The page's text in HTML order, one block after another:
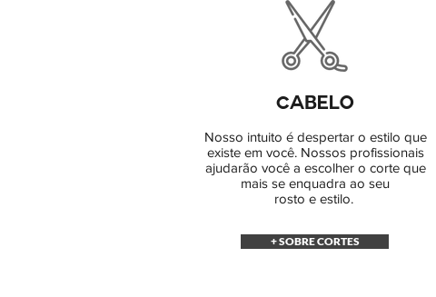
CABELO
Nosso intuito é despertar o estilo que
existe em você. Nossos profissionais
ajudarão você a escolher o corte que
mais se enquadra ao seu
rosto e estilo.
+ SOBRE CORTES